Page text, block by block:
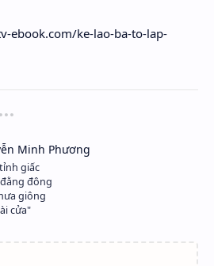
ebook.com/ke-lao-ba-to-lap-
giấc
đông
giông
cửa"